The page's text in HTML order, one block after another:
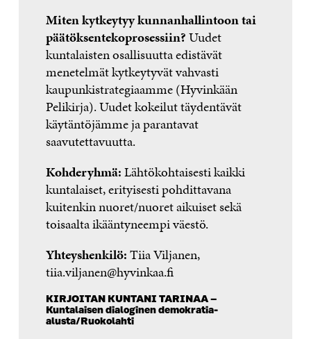
Miten kytkeytyy kunnanhallintoon tai
päätöksentekoprosessiin?Uudet
kuntalaisten osallisuutta edistävät
menetelmät kytkeytyvät vahvasti
kaupunkistrategiaamme (Hyvinkään
Pelikirja). Uudet kokeilut täydentävät
käytäntöjämme ja parantavat
saavutettavuutta.
Kohderyhmä:Lähtökohtaisesti kaikki
kuntalaiset, erityisesti pohdittavana
kuitenkin nuoret/nuoret aikuiset sekä
toisaalta ikääntyneempi väestö.
Yhteyshenkilö:Tiia Viljanen,
tiia.viljanen@hyvinkaa.fi
KIRJOITAN KUNTANI TARINAA –
Kuntalaisen dialoginen demokratia-
alusta/Ruokolahti